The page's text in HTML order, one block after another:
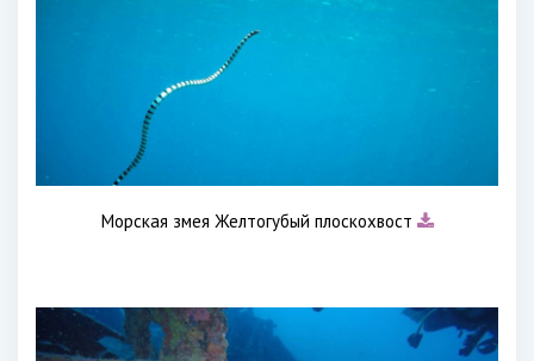
Морская змея Желтогубый плоскохвост